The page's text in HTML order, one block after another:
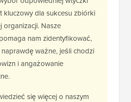
kluczowy dla sukcesu zbiórki
organizacji. Nasze
nam zidentyfikować,
ważne, jeśli chodzi
i angażowanie
się więcej o naszym